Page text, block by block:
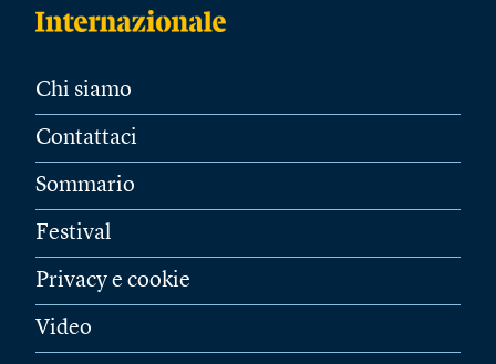
Chi siamo
Contattaci
Sommario
Festival
Privacy e cookie
Video